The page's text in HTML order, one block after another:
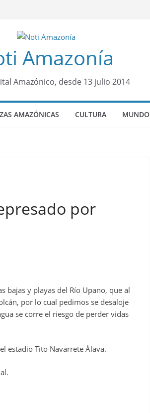
Amazonía
Amazónico, desde 13 julio 2014
AMAZÓNICAS CULTURA MUNDO
por
bajas y playas del Río Upano, que al
por lo cual pedimos se desaloje
se corre el riesgo de perder vidas
estadio Tito Navarrete Álava.